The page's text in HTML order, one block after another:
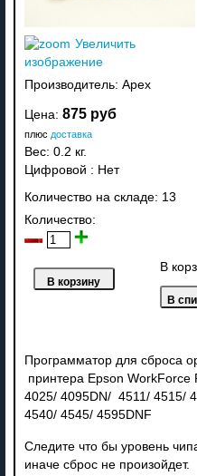
Увеличить
изображение
Производитель: Apex
Цена: 875 руб
плюс доставка
Вес: 0.2 кг.
Цифровой : Нет
Количество на складе: 13
Количество:
В
Программатор для сброса
принтера Epson WorkForce
4025/ 4095DN/ 4511/ 4515/
4540/ 4545/ 4595DNF
Следите что бы уровень
иначе сброс не произойдет.